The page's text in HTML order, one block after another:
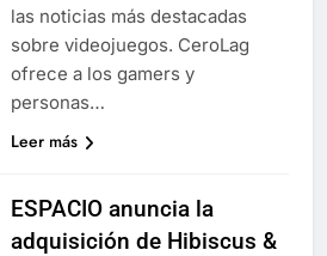
las noticias más destacadas
sobre videojuegos. CeroLag
ofrece a los gamers y
personas…
Leer más
ESPACIO anuncia la
adquisición de Hibiscus &